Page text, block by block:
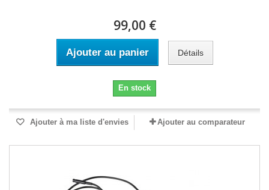
99,00 €
Ajouter au panier Détails
En stock
Ajouter à ma liste d'envies Ajouter au comparateur